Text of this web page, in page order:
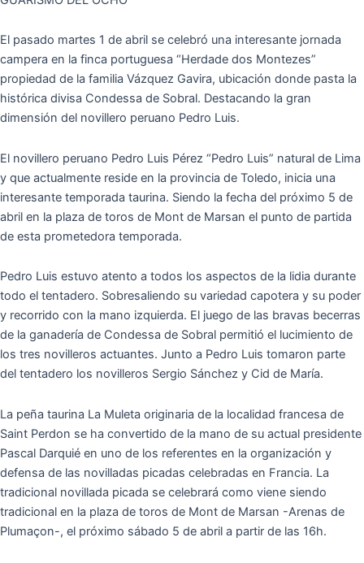
El pasado martes 1 de abril se celebró una interesante jornada
campera en la finca portuguesa “Herdade dos Montezes”
propiedad de la familia Vázquez Gavira, ubicación donde pasta la
histórica divisa Condessa de Sobral. Destacando la gran
dimensión del novillero peruano Pedro Luis.
El novillero peruano Pedro Luis Pérez “Pedro Luis” natural de Lima
y que actualmente reside en la provincia de Toledo, inicia una
interesante temporada taurina. Siendo la fecha del próximo 5 de
abril en la plaza de toros de Mont de Marsan el punto de partida
de esta prometedora temporada.
Pedro Luis estuvo atento a todos los aspectos de la lidia durante
todo el tentadero. Sobresaliendo su variedad capotera y su poder
y recorrido con la mano izquierda. El juego de las bravas becerras
de la ganadería de Condessa de Sobral permitió el lucimiento de
los tres novilleros actuantes. Junto a Pedro Luis tomaron parte
del tentadero los novilleros Sergio Sánchez y Cid de María.
La peña taurina La Muleta originaria de la localidad francesa de
Saint Perdon se ha convertido de la mano de su actual presidente
Pascal Darquié en uno de los referentes en la organización y
defensa de las novilladas picadas celebradas en Francia. La
tradicional novillada picada se celebrará como viene siendo
tradicional en la plaza de toros de Mont de Marsan -Arenas de
Plumaçon-, el próximo sábado 5 de abril a partir de las 16h.